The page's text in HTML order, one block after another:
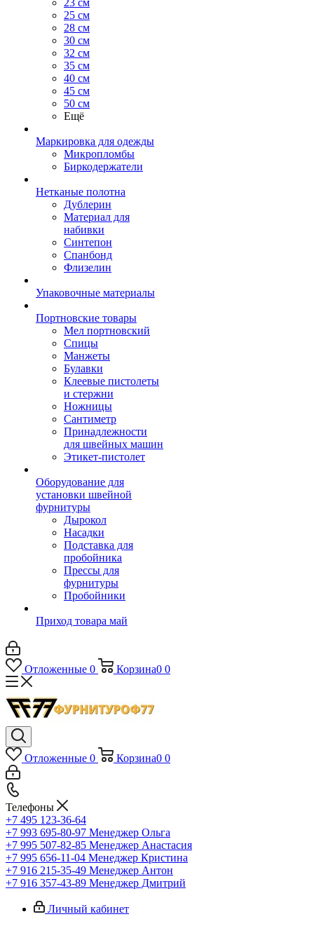
23 см
25 см
28 см
30 см
32 см
35 см
40 см
45 см
50 см
Ещё
Маркировка для одежды
Микропломбы
Биркодержатели
Нетканые полотна
Дублерин
Материал для
набивки
Синтепон
Спанбонд
Флизелин
Упаковочные материалы
Портновские товары
Мел портновский
Спицы
Манжеты
Булавки
Клеевые пистолеты
и стержни
Ножницы
Сантиметр
Принадлежности
для швейных машин
Этикет-пистолет
Оборудование для
установки швейной
фурнитуры
Дырокол
Насадки
Подставка для
пробойника
Прессы для
фурнитуры
Пробойники
Приход товара май
Отложенные 0 Корзина0 0
Отложенные 0 Корзина0 0
Телефоны
+7 495 123-36-64
+7 993 695-80-97 Менеджер Ольга
+7 995 507-82-85 Менеджер Анастасия
+7 995 656-11-04 Менеджер Кристина
+7 916 215-35-49 Менеджер Антон
+7 916 357-43-89 Менеджер Дмитрий
Личный кабинет